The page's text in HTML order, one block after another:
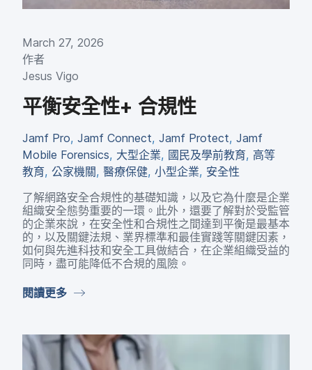
March 27, 2026
作​者
Jesus Vigo
平衡​安全性+ 合規性
Jamf Pro, Jamf Connect, Jamf Protect, Jamf
Mobile Forensics, 大型​企業, 國民​及​學前​教育, 高等​
教育, 公家​機關, 醫療​保健, 小型​企業, 安全性
了​解網路​安全​合規性​的​基礎​知識，​以及​它​為​什麼​是​企業​
組織​安全​態勢​重要​的​一​環。​此外，​還要​了​解​對於​受​監管​
的​企業​來​說，​在​安全性​和​合規性​之間​達到​平衡​是​最​基本​
的，​以及​關鍵​法規、​業界​標準​和​最佳​實踐​等​關鍵​因素，​
如何​與​先進​科技​和​安全​工具​做​結合，​在​企業​組織​受益​的​
同時，​盡可能​降低​不​合規​的​風險。
閱讀​更多